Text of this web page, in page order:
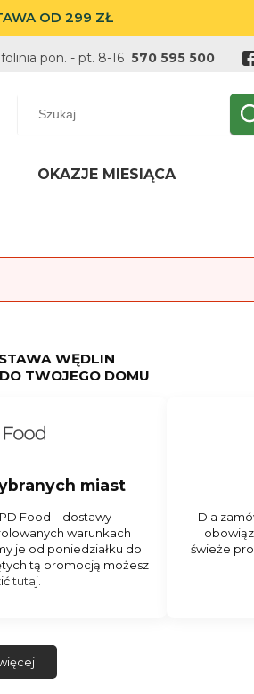
OD 299 ZŁ
OKAZJE MIESIĄCA
pon. - pt. 8-16 570 595 500
WĘDLIN
TWOJEGO DOMU
miast
Food – dostawy
warunkach
je od poniedziałku do
tą promocją możesz
tutaj.
Dla
świeże